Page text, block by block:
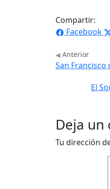
Compartir:
Facebook
Anterior
San Francisco
El
Deja
Tu dirección